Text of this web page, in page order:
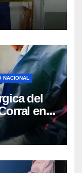
NACIONAL
del
en